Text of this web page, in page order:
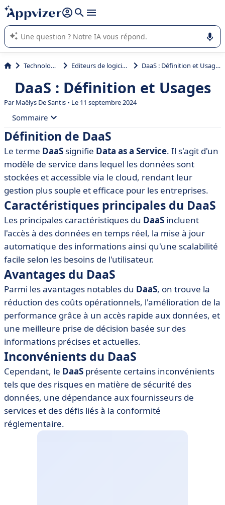
répondre (plusieurs lignes avec
L'IA de Appvizer vous guide dans l'utilisation ou la sélection de
logiciel SaaS en entreprise.
Technologie Editeurs de logiciels DaaS : Définition et Usages
DaaS : Définition et Usages
ParMaëlys De Santis • Le 11 septembre 2024
Sommaire
• Définition de DaaS
• Caractéristiques principales du DaaS
• Avantages du DaaS
• Inconvénients du DaaS
• Utilisations courantes du DaaS
• Comparaison avec d'autres modèles de service (IaaS,
PaaS)
• Exemples de solutions DaaS
• Outils recommandés pour le DaaS
• Meilleures pratiques pour le déploiement du DaaS
Définition de DaaS
Le terme DaaS signifie Data as a Service. Il s'agit d'un
modèle de service dans lequel les données sont
stockées et accessible via le cloud, rendant leur
gestion plus souple et efficace pour les entreprises.
Caractéristiques principales du DaaS
Les principales caractéristiques du DaaS incluent
l'accès à des données en temps réel, la mise à jour
automatique des informations ainsi qu'une scalabilité
facile selon les besoins de l'utilisateur.
Avantages du DaaS
Parmi les avantages notables du DaaS, on trouve la
réduction des coûts opérationnels, l'amélioration de la
performance grâce à un accès rapide aux données, et
une meilleure prise de décision basée sur des
informations précises et actuelles.
Inconvénients du DaaS
Cependant, le DaaS présente certains inconvénients
tels que des risques en matière de sécurité des
données, une dépendance aux fournisseurs de
services et des défis liés à la conformité
réglementaire.